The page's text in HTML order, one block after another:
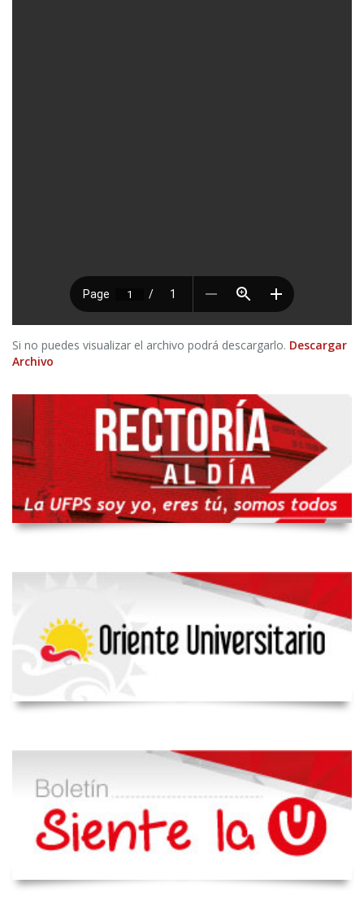
Si no puedes visualizar el archivo podrá descargarlo. Descargar
Archivo